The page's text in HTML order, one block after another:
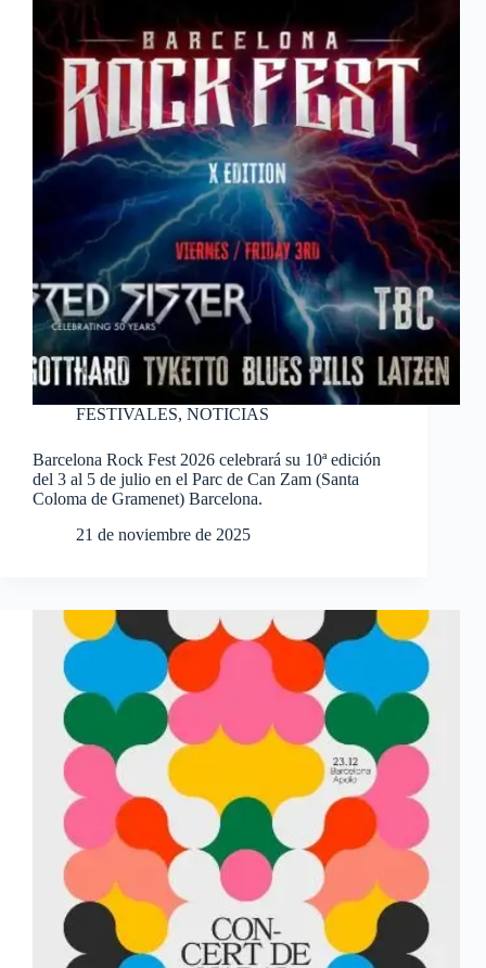
FESTIVALES, NOTICIAS
Barcelona Rock Fest 2026 celebrará su 10ª edición
del 3 al 5 de julio en el Parc de Can Zam (Santa
Coloma de Gramenet) Barcelona.
21 de noviembre de 2025